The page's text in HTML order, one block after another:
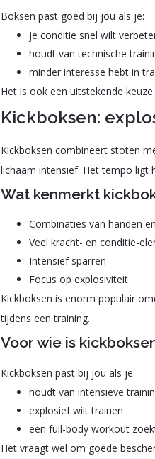
Boksen past goed bij jou als je:
je conditie snel wilt
houdt van technische
minder interesse hebt in
Het is ook een uitstekende
Kickboksen:
Kickboksen combineert stoten
lichaam intensief. Het tempo ligt
Wat kenmerkt
Combinaties van handen
Veel kracht- en conditie-
Intensief sparren
Focus op explosiviteit
Kickboksen is enorm populair
tijdens een training.
Voor wie is
Kickboksen past bij jou als je:
houdt van intensieve
explosief wilt trainen
een full-body workout
Het vraagt wel om goede